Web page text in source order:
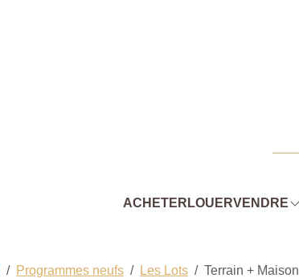
ACHETER LOUERVENDRE
Programmes neufs Les Lots Terrain + Maison